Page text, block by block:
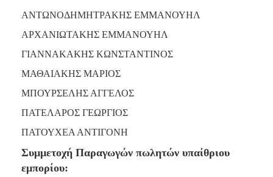
ΑΝΤΩΝΟΔΗΜΗΤΡΑΚΗΣ ΕΜΜΑΝΟΥΗΛ
ΑΡΧΑΝΙΩΤΑΚΗΣ ΕΜΜΑΝΟΥΗΛ
ΓΙΑΝΝΑΚΑΚΗΣ ΚΩΝΣΤΑΝΤΙΝΟΣ
ΜΑΘΑΙΑΚΗΣ ΜΑΡΙΟΣ
ΜΠΟΥΡΣΕΛΗΣ ΑΓΓΕΛΟΣ
ΠΑΤΕΛΑΡΟΣ ΓΕΩΡΓΙΟΣ
ΠΑΤΟΥΧΕΑ ΑΝΤΙΓΟΝΗ
Συμμετοχή Παραγωγών πωλητών υπαίθριου
εμπορίου: